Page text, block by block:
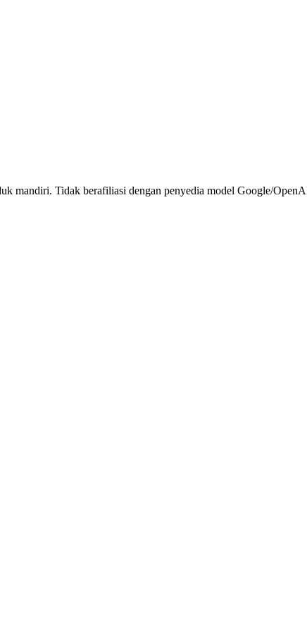
mandiri. Tidak berafiliasi dengan penyedia model Google/